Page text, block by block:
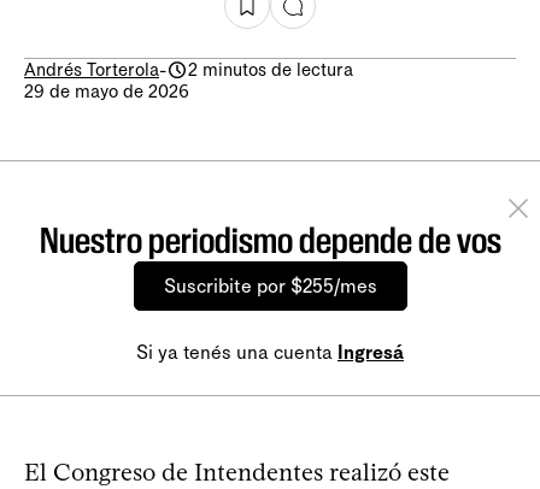
Andrés Torterola-
2 minutos de lectura
29 de mayo de 2026
Nuestro periodismo depende de vos
Suscribite por $255/mes
Si ya tenés una cuenta Ingresá
El Congreso de Intendentes realizó este